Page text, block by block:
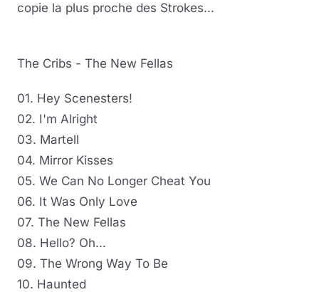
copie la plus proche des Strokes...
The Cribs - The New Fellas
01. Hey Scenesters!
02. I'm Alright
03. Martell
04. Mirror Kisses
05. We Can No Longer Cheat You
06. It Was Only Love
07. The New Fellas
08. Hello? Oh...
09. The Wrong Way To Be
10. Haunted